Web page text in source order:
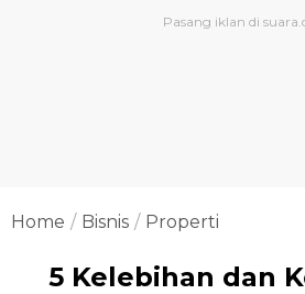
Home Bisnis Properti
5 Kelebihan dan